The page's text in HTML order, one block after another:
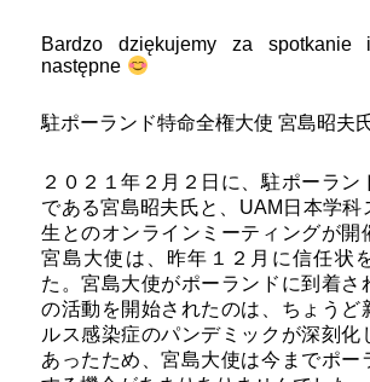
Bardzo dziękujemy za spotkanie
następne
駐ポーランド特命全権大使 宮島昭夫
２０２１年２月２日に、駐ポーラン
である宮島昭夫氏と、UAM日本学科
生とのオンラインミーティングが開
宮島大使は、昨年１２月に信任状
た。宮島大使がポーランドに到着さ
の活動を開始されたのは、ちょうど
ルス感染症のパンデミックが深刻化
あったため、宮島大使は今までポー